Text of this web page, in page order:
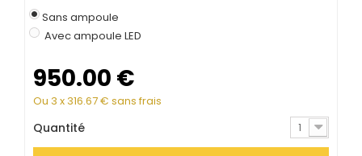
Sans ampoule
Avec ampoule LED
950.00 €
Ou 3 x 316.67€ sans frais
Quantité 1